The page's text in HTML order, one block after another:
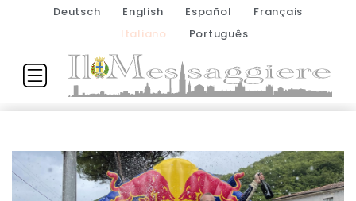
Deutsch English Español
Français
Italiano
Português